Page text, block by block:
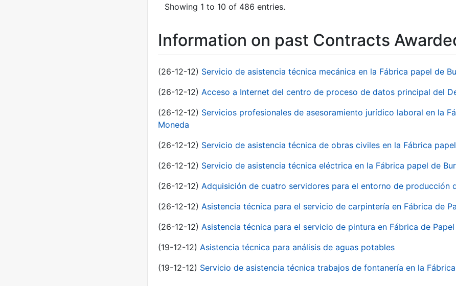
Showing 1 to 10 of 486 entries.
Information on past Contracts
(26-12-12) Servicio de asistencia técnica mecánica en la Fábrica papel de
(26-12-12) Acceso a Internet del centro de proceso de datos principal del
(26-12-12) Servicios profesionales de asesoramiento jurídico laboral en la
Moneda
(26-12-12) Servicio de asistencia técnica de obras civiles en la Fábrica
(26-12-12) Servicio de asistencia técnica eléctrica en la Fábrica papel de
(26-12-12) Adquisición de cuatro servidores para el entorno de producción
(26-12-12) Asistencia técnica para el servicio de carpintería en Fábrica de
(26-12-12) Asistencia técnica para el servicio de pintura en Fábrica de
(19-12-12) Asistencia técnica para análisis de aguas potables
(19-12-12) Servicio de asistencia técnica trabajos de fontanería en la